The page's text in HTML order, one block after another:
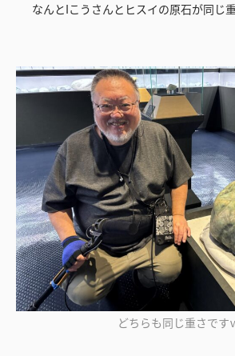
なんとIこうさんとヒスイの原石が同じ
どちらも同じ重さです